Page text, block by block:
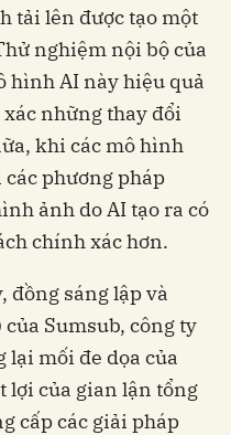
tải lên được tạo một
nghiệm nội bộ của
hình AI này hiệu quả
những thay đổi
khi các mô hình
phương pháp
ảnh do AI tạo ra có
chính xác hơn.
đồng sáng lập và
của Sumsub, công ty
lại mối đe dọa của
lợi của gian lận tổng
cấp các giải pháp